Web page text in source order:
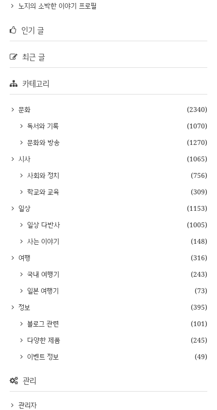
노지의 소박한 이야기 프로필
인기 글
최근 글
카테고리
문화
(2340)
독서와 기록
(1070)
문화와 방송
(1270)
시사
(1065)
사회와 정치
(756)
학교와 교육
(309)
일상
(1153)
일상 다반사
(1005)
사는 이야기
(148)
여행
(316)
국내 여행기
(243)
일본 여행기
(73)
정보
(395)
블로그 관련
(101)
다양한 제품
(245)
이벤트 정보
(49)
관리
관리자